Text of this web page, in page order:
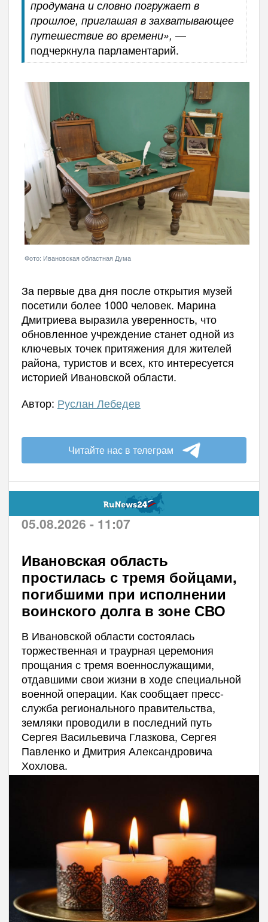
продумана и словно погружает в
прошлое, приглашая в захватывающее
путешествие во времени», —
подчеркнула парламентарий.
Фото: Ивановская областная Дума
За первые два дня после открытия музей
посетили более 1000 человек. Марина
Дмитриева выразила уверенность, что
обновленное учреждение станет одной из
ключевых точек притяжения для жителей
района, туристов и всех, кто интересуется
историей Ивановской области.
Автор: Руслан Лебедев
Читайте нас в телеграм
05.08.2026 - 11:07
Ивановская область
простилась с тремя бойцами,
погибшими при исполнении
воинского долга в зоне СВО
В Ивановской области состоялась
торжественная и траурная церемония
прощания с тремя военнослужащими,
отдавшими свои жизни в ходе специальной
военной операции. Как сообщает пресс-
служба регионального правительства,
земляки проводили в последний путь
Сергея Васильевича Глазкова, Сергея
Павленко и Дмитрия Александровича
Хохлова.